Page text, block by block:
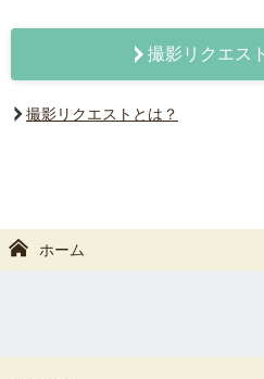
撮影リクエス
撮影リクエストとは？
ホーム